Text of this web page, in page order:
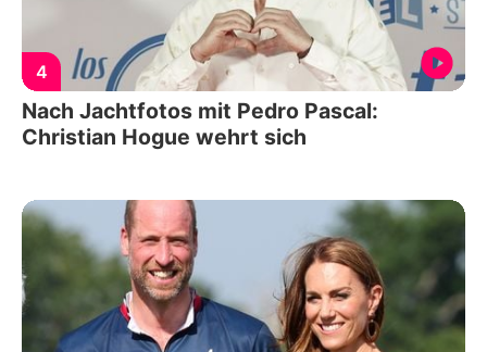
4
Nach Jachtfotos mit Pedro Pascal:
Christian Hogue wehrt sich